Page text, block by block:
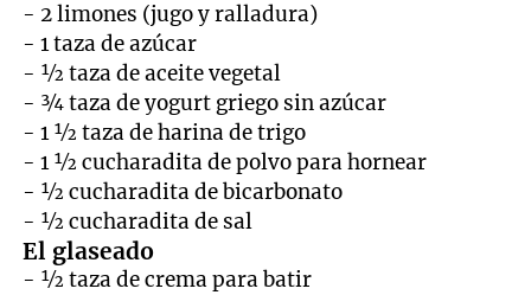
- 2 limones (jugo y ralladura)
- 1 taza de azúcar
- ½ taza de aceite vegetal
- ¾ taza de yogurt griego sin azúcar
- 1 ½ taza de harina de trigo
- 1 ½ cucharadita de polvo para hornear
- ½ cucharadita de bicarbonato
- ½ cucharadita de sal
El glaseado
- ½ taza de crema para batir